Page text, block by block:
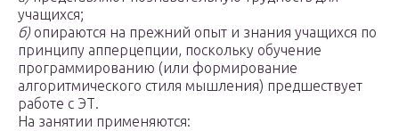
учащихся;
б)опираются на прежний опыт и знания учащихся по
принципу апперцепции, поскольку обучение
программированию (или формирование
алгоритмического стиля мышления) предшествует
работе с ЭТ.
На занятии применяются: